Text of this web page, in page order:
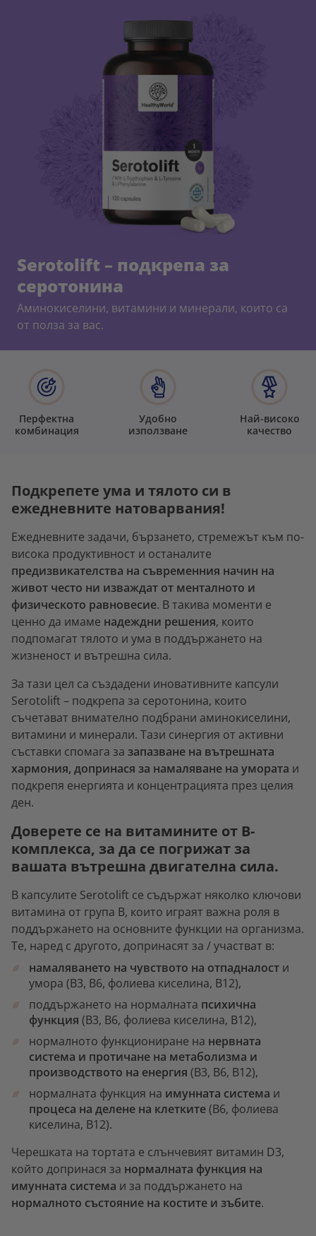
Serotolift – подкрепа за
серотонина
Аминокиселини, витамини и минерали, които са
от полза за вас.
Перфектна
комбинация
Удобно
използване
Най-високо
качество
Подкрепете ума и тялото си в
ежедневните натоварвания!
Ежедневните задачи, бързането, стремежът към по-
висока продуктивност и останалите
предизвикателства на съвременния начин на
живот често ни изваждат от менталното и
физическото равновесие. В такива моменти е
ценно да имаме надеждни решения, които
подпомагат тялото и ума в поддържането на
жизненост и вътрешна сила.
За тази цел са създадени иновативните капсули
Serotolift – подкрепа за серотонина, които
съчетават внимателно подбрани аминокиселини,
витамини и минерали. Тази синергия от активни
съставки спомага за запазване на вътрешната
хармония, допринася за намаляване на умората и
подкрепя енергията и концентрацията през целия
ден.
Доверете се на витамините от B-
комплекса, за да се погрижат за
вашата вътрешна двигателна сила.
В капсулите Serotolift се съдържат няколко ключови
витамина от група B, които играят важна роля в
поддържането на основните функции на организма.
Те, наред с другото, допринасят за / участват в:
намаляването на чувството на отпадналост и
умора (B3, B6, фолиева киселина, B12),
поддържането на нормалната психична
функция (B3, B6, фолиева киселина, B12),
нормалното функциониране на нервната
система и протичане на метаболизма и
производството на енергия (B3, B6, B12),
нормалната функция на имунната система и
процеса на делене на клетките(B6, фолиева
киселина, B12).
Черешката на тортата е слънчевият витамин D3,
който допринася за нормалната функция на
имунната система и за поддържането на
нормалното състояние на костите и зъбите.